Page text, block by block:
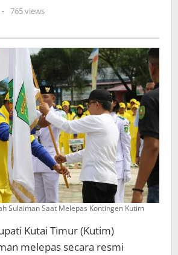
Porprov
VII
Kaltim
oleh
- 765 views
Sulaiman Saat Melepas Kontingen Kutim
Kutai Timur (Kutim)
melepas secara resmi